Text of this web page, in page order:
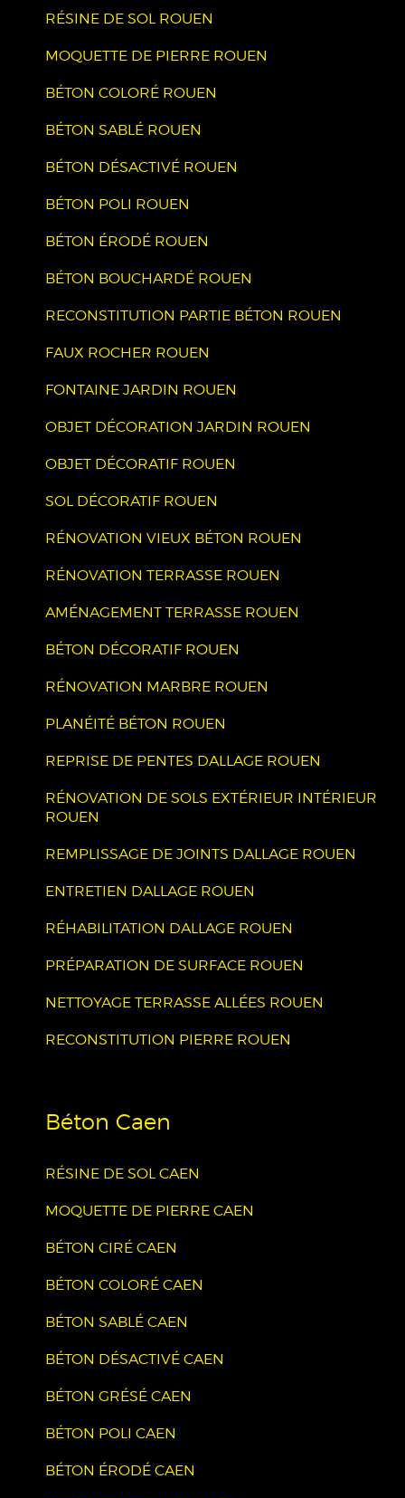
RÉSINE DE SOL ROUEN
MOQUETTE DE PIERRE ROUEN
BÉTON COLORÉ ROUEN
BÉTON SABLÉ ROUEN
BÉTON DÉSACTIVÉ ROUEN
BÉTON POLI ROUEN
BÉTON ÉRODÉ ROUEN
BÉTON BOUCHARDÉ ROUEN
RECONSTITUTION PARTIE BÉTON ROUEN
FAUX ROCHER ROUEN
FONTAINE JARDIN ROUEN
OBJET DÉCORATION JARDIN ROUEN
OBJET DÉCORATIF ROUEN
SOL DÉCORATIF ROUEN
RÉNOVATION VIEUX BÉTON ROUEN
RÉNOVATION TERRASSE ROUEN
AMÉNAGEMENT TERRASSE ROUEN
BÉTON DÉCORATIF ROUEN
RÉNOVATION MARBRE ROUEN
PLANÉITÉ BÉTON ROUEN
REPRISE DE PENTES DALLAGE ROUEN
RÉNOVATION DE SOLS EXTÉRIEUR INTÉRIEUR
ROUEN
REMPLISSAGE DE JOINTS DALLAGE ROUEN
ENTRETIEN DALLAGE ROUEN
RÉHABILITATION DALLAGE ROUEN
PRÉPARATION DE SURFACE ROUEN
NETTOYAGE TERRASSE ALLÉES ROUEN
RECONSTITUTION PIERRE ROUEN
Béton Caen
RÉSINE DE SOL CAEN
MOQUETTE DE PIERRE CAEN
BÉTON CIRÉ CAEN
BÉTON COLORÉ CAEN
BÉTON SABLÉ CAEN
BÉTON DÉSACTIVÉ CAEN
BÉTON GRÉSÉ CAEN
BÉTON POLI CAEN
BÉTON ÉRODÉ CAEN